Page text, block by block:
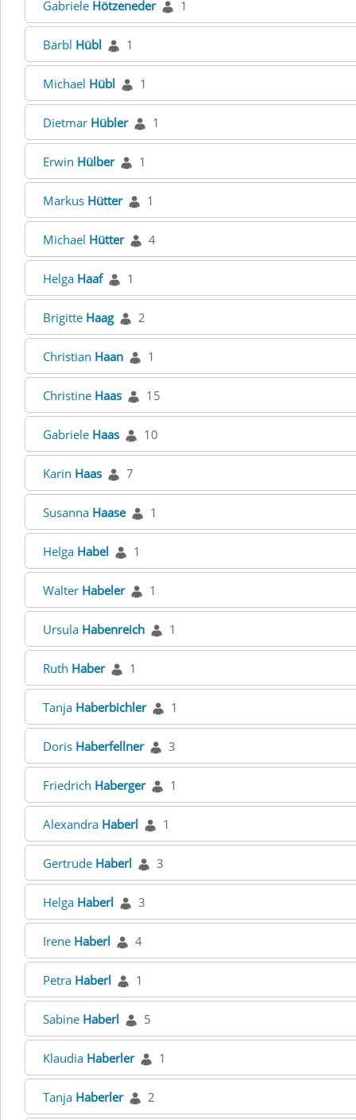
Gabriele Hötzeneder 1
Bärbl Hübl 1
Michael Hübl 1
Dietmar Hübler 1
Erwin Hülber 1
Markus Hütter 1
Michael Hütter 4
Helga Haaf 1
Brigitte Haag 2
Christian Haan 1
Christine Haas 15
Gabriele Haas 10
Karin Haas 7
Susanna Haase 1
Helga Habel 1
Walter Habeler 1
Ursula Habenreich 1
Ruth Haber 1
Tanja Haberbichler 1
Doris Haberfellner 3
Friedrich Haberger 1
Alexandra Haberl 1
Gertrude Haberl 3
Helga Haberl 3
Irene Haberl 4
Petra Haberl 1
Sabine Haberl 5
Klaudia Haberler 1
Tanja Haberler 2